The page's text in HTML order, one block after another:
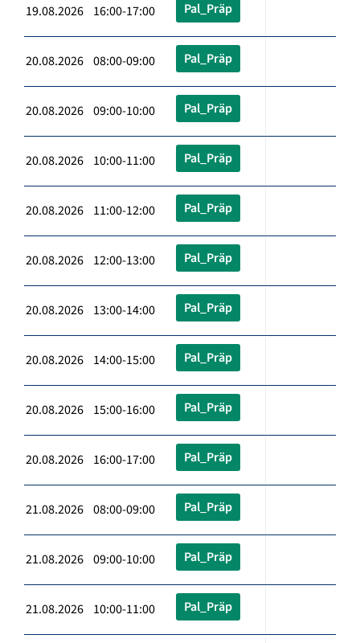
19.08.2026 16:00-17:00 Pal_Präp
20.08.2026 08:00-09:00 Pal_Präp
20.08.2026 09:00-10:00 Pal_Präp
20.08.2026 10:00-11:00 Pal_Präp
20.08.2026 11:00-12:00 Pal_Präp
20.08.2026 12:00-13:00 Pal_Präp
20.08.2026 13:00-14:00 Pal_Präp
20.08.2026 14:00-15:00 Pal_Präp
20.08.2026 15:00-16:00 Pal_Präp
20.08.2026 16:00-17:00 Pal_Präp
21.08.2026 08:00-09:00 Pal_Präp
21.08.2026 09:00-10:00 Pal_Präp
21.08.2026 10:00-11:00 Pal_Präp